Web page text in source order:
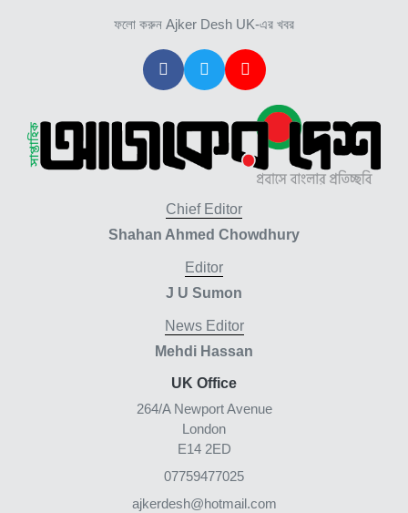
ফলো করুন Ajker Desh UK-এর খবর
Chief Editor
Shahan Ahmed Chowdhury
Editor
J U Sumon
News Editor
Mehdi Hassan
UK Office
264/A Newport Avenue
London
E14 2ED
07759477025
ajkerdesh@hotmail.com